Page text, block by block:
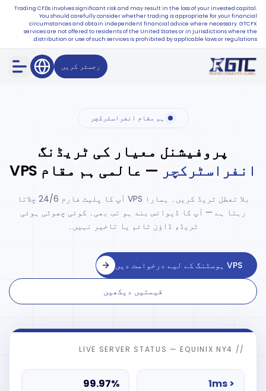
Trading CFDs involves significant risk and may result in the loss of your invested capital.
You should carefully consider whether trading is appropriate for your financial
circumstances and obtain independent financial advice where necessary. GTCFX
services are not offered to residents of the United States or in jurisdictions where the
distribution or use of such services is prohibited by applicable laws or regulations.
رجسٹر کریں
ہم مقام انفراسٹرکچر
پروفیشنل معیار کی ٹریڈنگ
انفراسٹرکچر — عالمی ہم مقام VPS
بلا تعطل ٹریڈ کریں۔ ہمارا VPS آپ کا پلیٹ فارم 24/6 چلاتا
رہتا ہے — آپ کا ڈیوائس بند ہو تب بھی۔ کوئی چھوٹی ہوئی
ٹریڈ، ڈاؤن ٹائم یا تاخیر نہیں۔
VPS ہوسٹنگ کے لیے درخواست دیں
قیمتیں دیکھیں
// LIVE SERVER STATUS — EQUINIX NY4
< 1ms
99.97%